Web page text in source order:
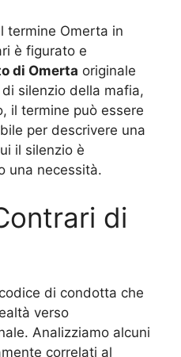
termine Omerta in
è figurato e
di Omerta originale
silenzio della mafia,
il termine può essere
per descrivere una
il silenzio è
una necessità.
di
di condotta che
verso
Analizziamo alcuni
correlati al